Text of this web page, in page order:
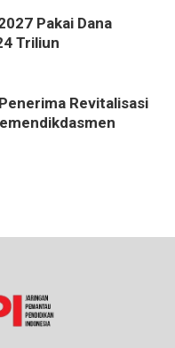
Pakai Dana
Triliun
Revitalisasi